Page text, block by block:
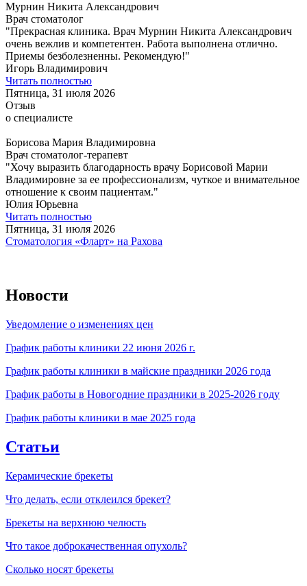
Мурнин Никита Александрович
Врач стоматолог
"Прекрасная клиника. Врач Мурнин Никита Александрович
очень вежлив и компетентен. Работа выполнена отлично.
Приемы безболезненны. Рекомендую!"
Игорь Владимирович
Читать полностью
Пятница, 31 июля 2026
Отзыв
о специалисте
Борисова Мария Владимировна
Врач стоматолог-терапевт
"Хочу выразить благодарность врачу Борисовой Марии
Владимировне за ее профессионализм, чуткое и внимательное
отношение к своим пациентам."
Юлия Юрьевна
Читать полностью
Пятница, 31 июля 2026
Стоматология «Фларт» на Рахова
Новости
Уведомление о изменениях цен
График работы клиники 22 июня 2026 г.
График работы клиники в майские праздники 2026 года
График работы в Новогодние праздники в 2025-2026 году
График работы клиники в мае 2025 года
Статьи
Керамические брекеты
Что делать, если отклеился брекет?
Брекеты на верхнюю челюсть
Что такое доброкачественная опухоль?
Сколько носят брекеты